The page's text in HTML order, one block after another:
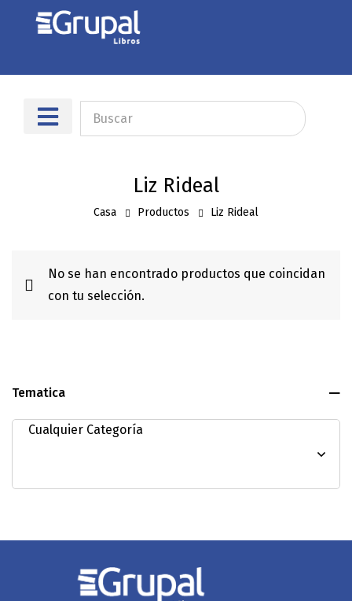
Liz Rideal
Casa Productos Liz Rideal
Tematica
No se han encontrado productos que coincidan
con tu selección.